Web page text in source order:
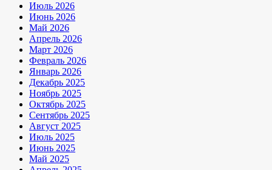
Июль 2026
Июнь 2026
Май 2026
Апрель 2026
Март 2026
Февраль 2026
Январь 2026
Декабрь 2025
Ноябрь 2025
Октябрь 2025
Сентябрь 2025
Август 2025
Июль 2025
Июнь 2025
Май 2025